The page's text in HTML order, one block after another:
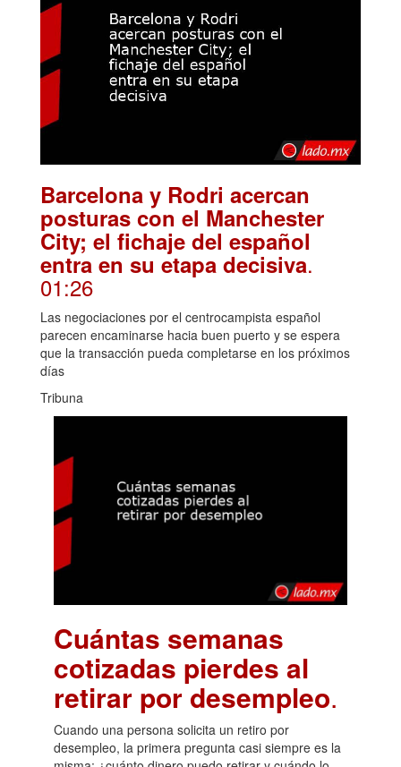
Barcelona y Rodri acercan
posturas con el Manchester
City; el fichaje del español
entra en su etapa decisiva.
01:26
Las negociaciones por el centrocampista español
parecen encaminarse hacia buen puerto y se espera
que la transacción pueda completarse en los próximos
días
Tribuna
Cuántas semanas
cotizadas pierdes al
retirar por desempleo.
Cuando una persona solicita un retiro por
desempleo, la primera pregunta casi siempre es la